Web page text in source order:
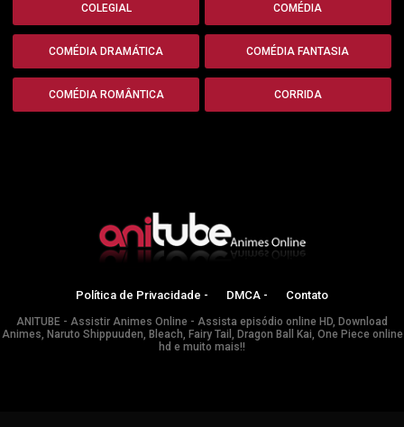
COLEGIAL COMÉDIA
COMÉDIA DRAMÁTICA COMÉDIA FANTASIA
COMÉDIA ROMÂNTICA CORRIDA
Política de Privacidade - DMCA - Contato
ANITUBE - Assistir Animes Online - Assista episódio online HD, Download
Animes, Naruto Shippuuden, Bleach, Fairy Tail, Dragon Ball Kai, One Piece online
hd e muito mais!!